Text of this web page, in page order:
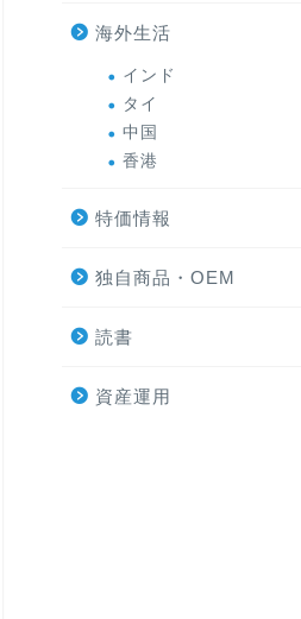
海外生活
インド
タイ
中国
香港
特価情報
独自商品・OEM
読書
資産運用